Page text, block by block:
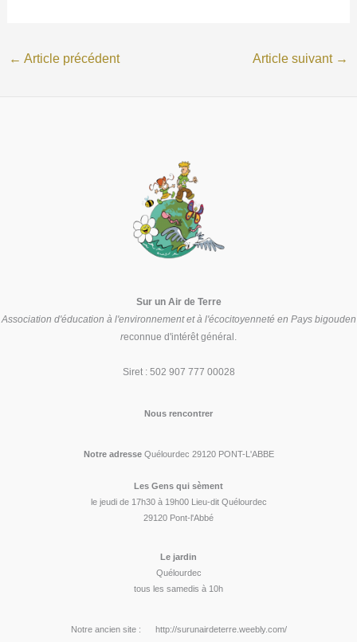
← Article précédent Article suivant →
Sur un Air de Terre
Association d'éducation à l'environnement et à l'écocitoyenneté en Pays bigouden
reconnue d'intérêt général.
Siret : 502 907 777 00028
Nous rencontrer
Notre adresseQuélourdec 29120 PONT-L'ABBE
Les Gens qui sèment
le jeudi de 17h30 à 19h00 Lieu-dit Quélourdec
29120 Pont-l'Abbé
Le jardin
Quélourdec
tous les samedis à 10h
Notre ancien site : http://surunairdeterre.weebly.com/